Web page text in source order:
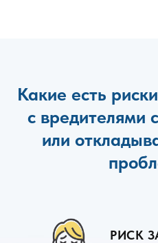
Какие есть
с вредителями
или
РИСК